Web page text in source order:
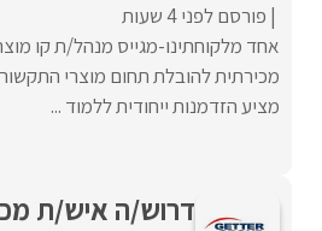
פורסם לפני 4 שעות
אחד מלקוחתינו-מגייס מנהל/ת קו
מכירתית להובלת תחום מוצרי
מציע הזדמנות ייחודית ללמוד ...
דרוש/ה איש/ת